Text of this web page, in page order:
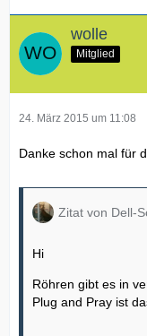
wolle
Mitglied
24. März 2015 um 11:08
Danke schon mal für
Zitat von Dell-
Hi
Röhren gibt es in
Plug and Pray ist